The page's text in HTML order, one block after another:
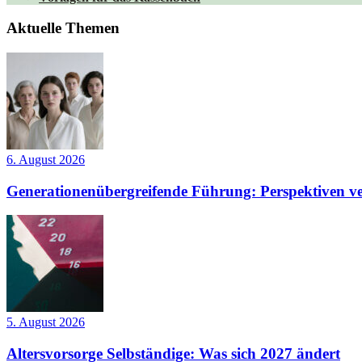
Aktuelle Themen
6. August 2026
Generationenübergreifende Führung: Perspektiven
5. August 2026
Altersvorsorge Selbständige: Was sich 2027 ändert